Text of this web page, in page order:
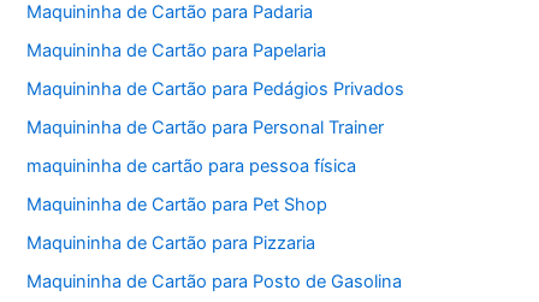
Maquininha de Cartão para Padaria
Maquininha de Cartão para Papelaria
Maquininha de Cartão para Pedágios Privados
Maquininha de Cartão para Personal Trainer
maquininha de cartão para pessoa física
Maquininha de Cartão para Pet Shop
Maquininha de Cartão para Pizzaria
Maquininha de Cartão para Posto de Gasolina